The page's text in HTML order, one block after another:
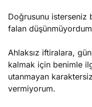
Doğrusunu isterseniz
falan
Ahlaksız iftiralara,
kalmak için benimle
utanmayan
vermiyorum.